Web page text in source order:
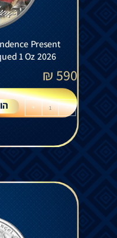
Present
1 Oz 2026
590
₪
-
+